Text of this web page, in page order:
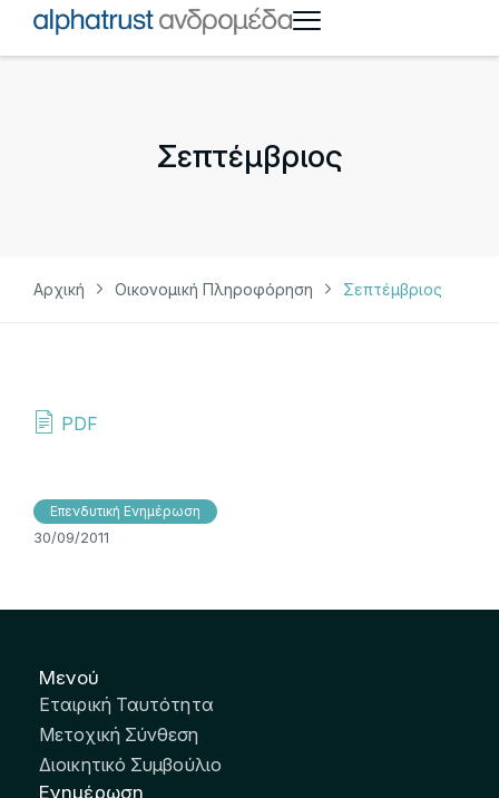
Σεπτέμβριος
Αρχική Οικονομική Πληροφόρηση Σεπτέμβριος
PDF
Επενδυτική Ενημέρωση
30/09/2011
Μενού
Εταιρική Ταυτότητα
Μετοχική Σύνθεση
Διοικητικό Συμβούλιο
Ενημέρωση